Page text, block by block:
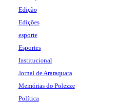
Edição
Edições
esporte
Esportes
Institucional
Jornal de Araraquara
Memórias do Polezze
Política